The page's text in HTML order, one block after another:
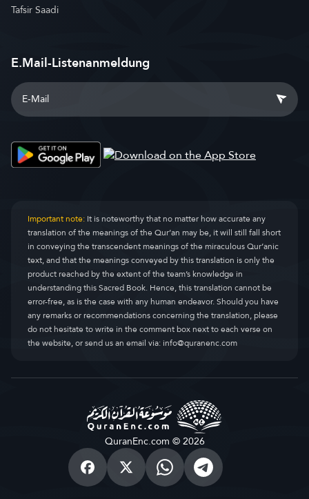
Tafsir Saadi
E.Mail-Listenanmeldung
Important note:It is noteworthy that no matter how accurate any
translation of the meanings of the Qur’an may be, it will still fall short
in conveying the transcendent meanings of the miraculous Qur’anic
text, and that the meanings conveyed by this translation is only the
product reached by the extent of the team’s knowledge in
understanding this Sacred Book. Hence, this translation cannot be
error-free, as is the case with any human endeavor. Should you have
any remarks or recommendations concerning the translation, please
do not hesitate to write in the comment box next to each verse on
the website, or send us an email via:info@quranenc.com
QuranEnc.com © 2026